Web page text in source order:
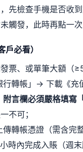
先檢查手機是否收
觸發，此時再點一次
必看）
票、或單筆大額（
轉帳」→ 下載《充
附言欄必須嚴格填寫
不可；
轉帳憑證（需含完
時內完成入賬（週